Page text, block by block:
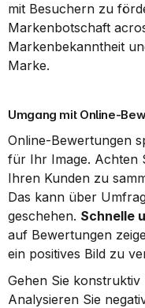
mit Besuchern zu
Markenbotschaft
Markenbekanntheit
Marke.
Umgang mit Online-
Online-Bewertungen
für Ihr Image. Achten
Ihren Kunden zu
Das kann über
geschehen. Schnelle
auf Bewertungen
ein positives Bild zu
Gehen Sie
Analysieren Sie